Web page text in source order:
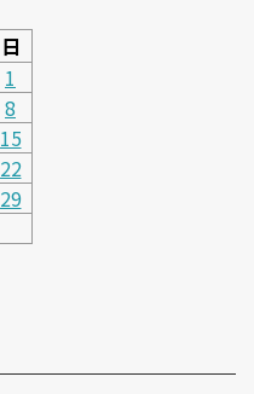
日
1
8
15
22
29